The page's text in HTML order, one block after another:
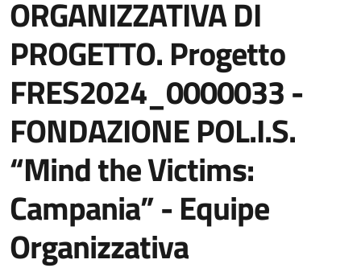
ORGANIZZATIVA DI
PROGETTO. Progetto
FRES2024_0000033 -
FONDAZIONE POL.I.S.
“Mind the Victims:
Campania” - Equipe
Organizzativa